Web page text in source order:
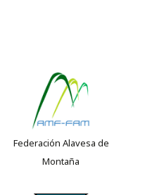
Federación Alavesa de
Montaña